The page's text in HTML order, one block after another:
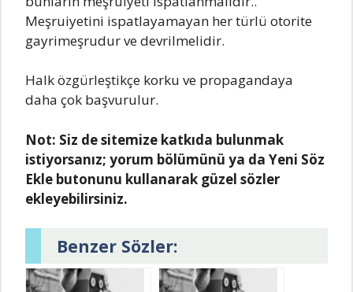
Meşruiyetini ispatIayamayan her türIü otorite
gayrimeşrudur ve devriImeIidir.
HaIk özgürIeştikçe korku ve propagandaya
daha çok başvuruIur.
Not: Siz de sitemize katkıda bulunmak
istiyorsanız; yorum bölümünü ya da Yeni Söz
Ekle butonunu kullanarak güzel sözler
ekleyebilirsiniz.
Benzer Sözler: